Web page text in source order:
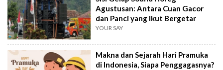
Agustusan: Antara Cuan Gacor
dan Panci yang Ikut Bergetar
YOUR SAY
Makna dan Sejarah Hari Pramuka
di Indonesia, Siapa Penggagasnya?